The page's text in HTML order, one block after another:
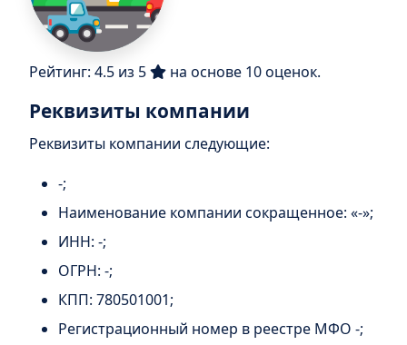
Рейтинг: 4.5 из 5 на основе 10оценок.
Реквизиты компании
Реквизиты компании следующие:
-;
Наименование компании сокращенное: «-»;
ИНН: -;
ОГРН: -;
КПП: 780501001;
Регистрационный номер в реестре МФО -;